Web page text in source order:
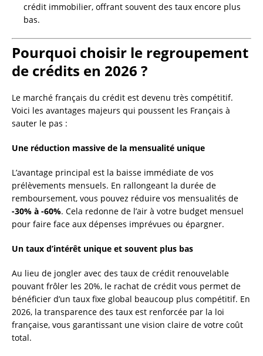
crédit immobilier, offrant souvent des taux encore plus
bas.
Pourquoi choisir le regroupement
de crédits en 2026 ?
Le marché français du crédit est devenu très compétitif.
Voici les avantages majeurs qui poussent les Français à
sauter le pas :
Une réduction massive de la mensualité unique
L’avantage principal est la baisse immédiate de vos
prélèvements mensuels. En rallongeant la durée de
remboursement, vous pouvez réduire vos mensualités de
-30% à -60%. Cela redonne de l’air à votre budget mensuel
pour faire face aux dépenses imprévues ou épargner.
Un taux d’intérêt unique et souvent plus bas
Au lieu de jongler avec des taux de crédit renouvelable
pouvant frôler les 20%, le rachat de crédit vous permet de
bénéficier d’un taux fixe global beaucoup plus compétitif. En
2026, la transparence des taux est renforcée par la loi
française, vous garantissant une vision claire de votre coût
total.